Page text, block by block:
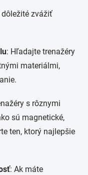
dôležité zvážiť
: Hľadajte trenažéry
materiálmi,
s rôznymi
sú magnetické,
ten, ktorý najlepšie
: Ak máte